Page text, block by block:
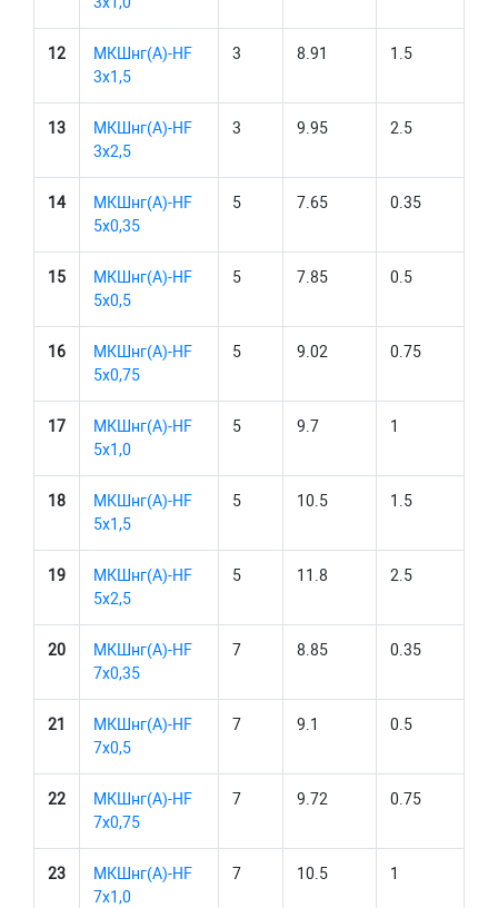
12
МКШнг(А)-HF
3х1,5
3 8.91 1.5
13
МКШнг(А)-HF
3х2,5
3 9.95 2.5
14
МКШнг(А)-HF
5х0,35
5 7.65 0.35
15
МКШнг(А)-HF
5х0,5
5 7.85 0.5
16
МКШнг(А)-HF
5х0,75
5 9.02 0.75
17
МКШнг(А)-HF
5х1,0
5 9.7 1
18
МКШнг(А)-HF
5х1,5
5 10.5 1.5
19
МКШнг(А)-HF
5х2,5
5 11.8 2.5
20
МКШнг(А)-HF
7х0,35
7 8.85 0.35
21
МКШнг(А)-HF
7х0,5
7 9.1 0.5
22
МКШнг(А)-HF
7х0,75
7 9.72 0.75
23
МКШнг(А)-HF
7х1,0
7 10.5 1